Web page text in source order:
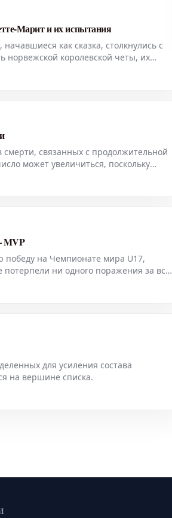
Марит и их испытания
как сказка, столкнулись с
королевской четы, их
связанных с продолжительной
может увеличиться, поскольку
MVP
на Чемпионате мира U17,
ни одного поражения за всю
для усиления состава
на вершине списка.